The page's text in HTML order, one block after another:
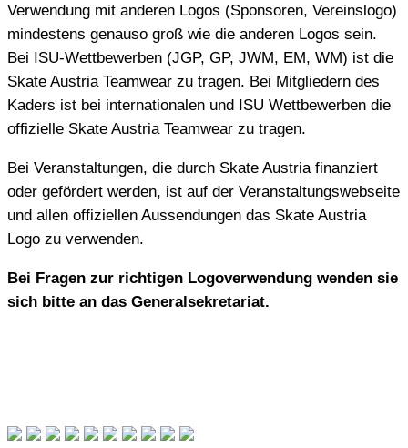
Verwendung mit anderen Logos (Sponsoren, Vereinslogo)
mindestens genauso groß wie die anderen Logos sein.
Bei ISU-Wettbewerben (JGP, GP, JWM, EM, WM) ist die
Skate Austria Teamwear zu tragen. Bei Mitgliedern des
Kaders ist bei internationalen und ISU Wettbewerben die
offizielle Skate Austria Teamwear zu tragen.
Bei Veranstaltungen, die durch Skate Austria finanziert
oder gefördert werden, ist auf der Veranstaltungswebseite
und allen offiziellen Aussendungen das Skate Austria
Logo zu verwenden.
Bei Fragen zur richtigen Logoverwendung wenden sie
sich bitte an das Generalsekretariat.